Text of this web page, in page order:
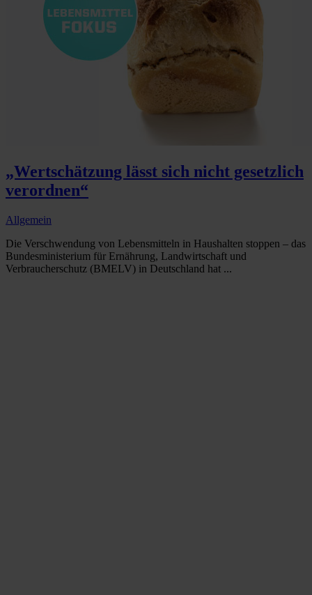
„Wertschätzung lässt sich nicht gesetzlich
verordnen“
Allgemein
Die Verschwendung von Lebensmitteln in Haushalten stoppen – das
Bundesministerium für Ernährung, Landwirtschaft und
Verbraucherschutz (BMELV) in Deutschland hat ...